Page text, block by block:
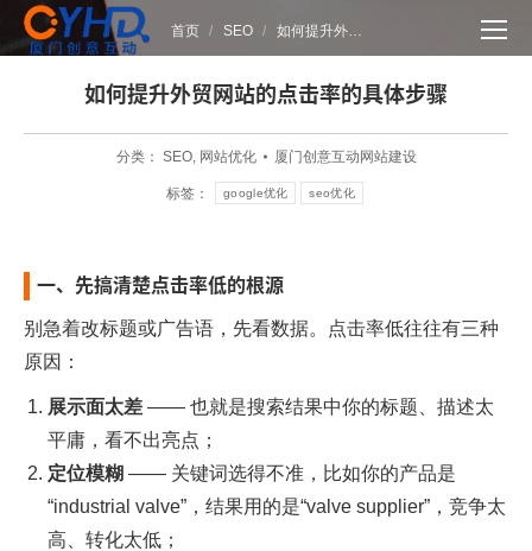
您在这里：
首页 SEO 如何提升外…
如何提升外贸网站的点击率的具体步骤
分类： SEO, 网站优化 厦门创意互动网站建设
标签： google优化 seo优化
一、先搞清楚点击率低的根源
别急着改标题或广告语，先看数据。点击率低往往有三种
原因：
展示面太差 —— 也就是搜索结果中你的标题、描述太
平庸，看不出亮点；
定位模糊 —— 关键词选得不准，比如你的产品是
“industrial valve”，结果用的是“valve supplier”，竞争太
高、转化太低；